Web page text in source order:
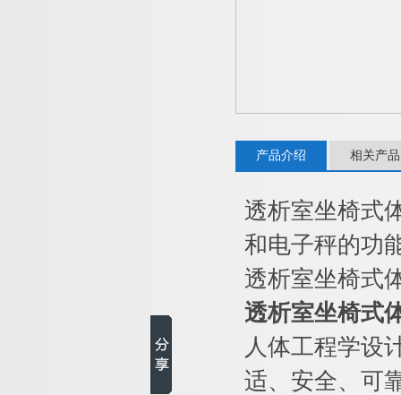
产品介绍 相关产品
透析室坐椅式
和电子秤的功
透析室坐椅式
透析室坐椅式
人体工程学设
适、安全、可